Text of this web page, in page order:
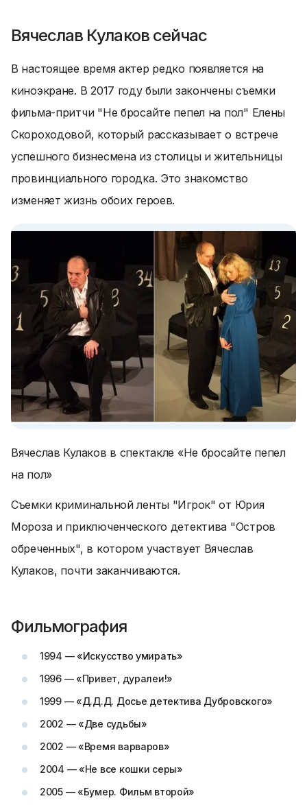
Вячеслав Кулаков сейчас
В настоящее время актер редко появляется на
киноэкране. В 2017 году были закончены съемки
фильма-притчи "Не бросайте пепел на пол" Елены
Скороходовой, который рассказывает о встрече
успешного бизнесмена из столицы и жительницы
провинциального городка. Это знакомство
изменяет жизнь обоих героев.
Вячеслав Кулаков в спектакле «Не бросайте пепел
на пол»
Съемки криминальной ленты "Игрок" от Юрия
Мороза и приключенческого детектива "Остров
обреченных", в котором участвует Вячеслав
Кулаков, почти заканчиваются.
Фильмография
1994 — «Искусство умирать»
1996 — «Привет, дуралеи!»
1999 — «Д.Д.Д. Досье детектива Дубровского»
2002 — «Две судьбы»
2002 — «Время варваров»
2004 — «Не все кошки серы»
2005 — «Бумер. Фильм второй»